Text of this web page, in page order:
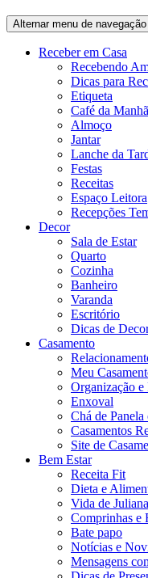
Alternar menu de navegação
Recebendo
Dicas para
Etiqueta
Café da Manhã
Almoço
Jantar
Lanche da
Festas
Receitas
Espaço Leitora
Recepções
Decor
Quarto
Cozinha
Banheiro
Varanda
Escritório
Dicas de
Casamento
Relacionamento
Meu
Organização e
Enxoval
Chá de Panela
Casamentos
Site de
Bem Estar
Receita Fit
Dieta e
Vida de Juliana
Comprinhas e
Bate papo
Notícias e
Mensagens
Dicas de